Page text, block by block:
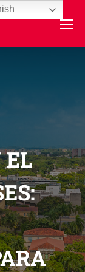
EL